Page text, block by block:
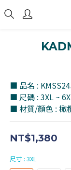
■ 品名 :
■ 尺碼 : 3XL ~
■ 材質/顏色 : 橄
NT$1,380
尺寸 : 3XL